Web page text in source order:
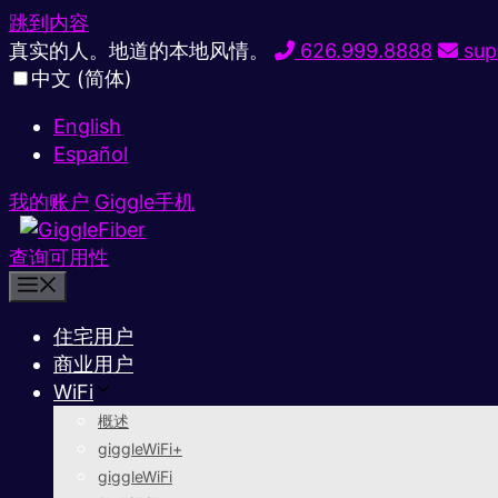
跳到内容
真实的人。地道的本地风情。
626.999.8888
中文 (简体)
English
Español
我的账户 Giggle手机
查询可用性
住宅用户
商业用户
WiFi
概述
giggleWiFi+
giggleWiFi